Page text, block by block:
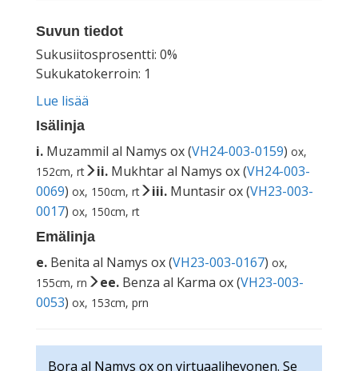
Suvun tiedot
Sukusiitosprosentti: 0%
Sukukatokerroin: 1
Lue lisää
Isälinja
i. Muzammil al Namys ox (VH24-003-0159) ox,
152cm, rt
ii. Mukhtar al Namys ox (VH24-003-
0069) ox, 150cm, rt iii. Muntasir ox (VH23-003-
0017) ox, 150cm, rt
Emälinja
e. Benita al Namys ox (VH23-003-0167) ox,
155cm, rn
ee. Benza al Karma ox (VH23-003-
0053) ox, 153cm, prn
Bora al Namys ox on virtuaalihevonen. Se